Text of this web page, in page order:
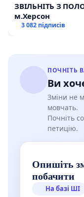
ЗВІЛЬНІТЬ З
м.Херсон
3 082 підписів
ПОЧНІТЬ
Ви
Зміни не
мовчать.
Почніть
петицію.
Опишіть
побачити
На базі ШІ